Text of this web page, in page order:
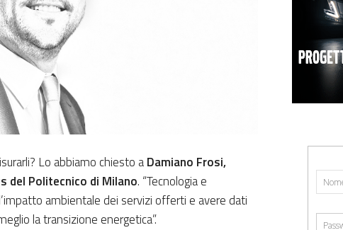
Lo abbiamo chiesto aDamiano Frosi,
del Politecnico di Milano. “Tecnologia e
ambientale dei servizi offerti e avere dati
la transizione energetica”.